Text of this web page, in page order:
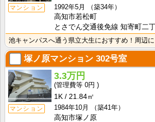
マンション
1992年5月
（築34年）
高知市若松町
とさでん交通後免線 知寄町二
塚ノ原マンション 302号室
マンション
3.3万円
0円
1K
21.84㎡
1984年10月
（築41年）
高知市塚ノ原